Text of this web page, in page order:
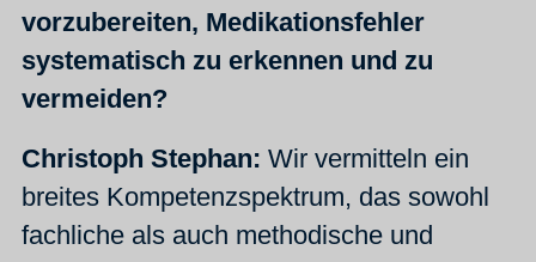
vorzubereiten, Medikationsfehler
systematisch zu erkennen und zu
vermeiden?
Christoph Stephan: Wir vermitteln ein
breites Kompetenzspektrum, das sowohl
fachliche als auch methodische und